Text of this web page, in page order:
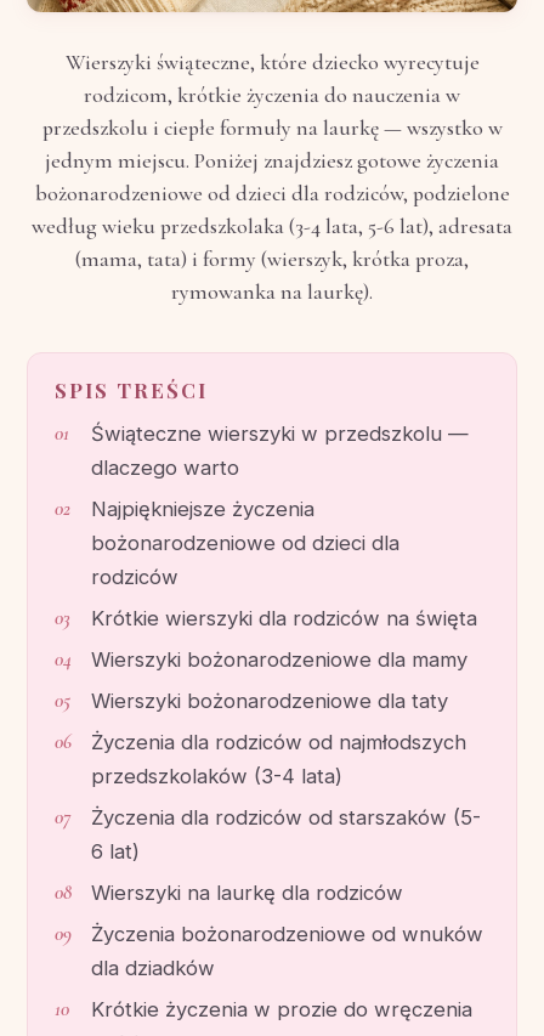
Wierszyki świąteczne, które dziecko wyrecytuje
rodzicom, krótkie życzenia do nauczenia w
przedszkolu i ciepłe formuły na laurkę — wszystko w
jednym miejscu. Poniżej znajdziesz gotowe życzenia
bożonarodzeniowe od dzieci dla rodziców, podzielone
według wieku przedszkolaka (3-4 lata, 5-6 lat), adresata
(mama, tata) i formy (wierszyk, krótka proza,
rymowanka na laurkę).
SPIS TREŚCI
Świąteczne wierszyki w przedszkolu —
dlaczego warto
Najpiękniejsze życzenia
bożonarodzeniowe od dzieci dla
rodziców
Krótkie wierszyki dla rodziców na święta
Wierszyki bożonarodzeniowe dla mamy
Wierszyki bożonarodzeniowe dla taty
Życzenia dla rodziców od najmłodszych
przedszkolaków (3-4 lata)
Życzenia dla rodziców od starszaków (5-
6 lat)
Wierszyki na laurkę dla rodziców
Życzenia bożonarodzeniowe od wnuków
dla dziadków
Krótkie życzenia w prozie do wręczenia